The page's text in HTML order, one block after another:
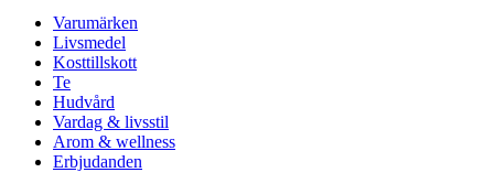
Varumärken
Livsmedel
Kosttillskott
Te
Hudvård
Vardag & livsstil
Arom & wellness
Erbjudanden